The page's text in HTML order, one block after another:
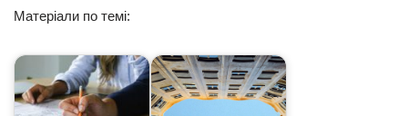
Матеріали по темі: